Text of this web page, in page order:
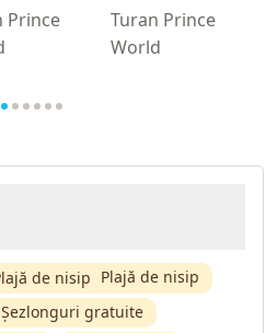
Plajă de nisip
Șezlonguri gratuite